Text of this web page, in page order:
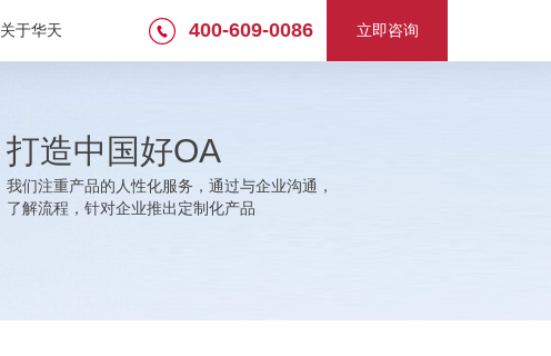
关于华天 400-609-0086 立即咨询
打造中国好OA
我们注重产品的人性化服务，通过与企业沟通，
了解流程，针对企业推出定制化产品